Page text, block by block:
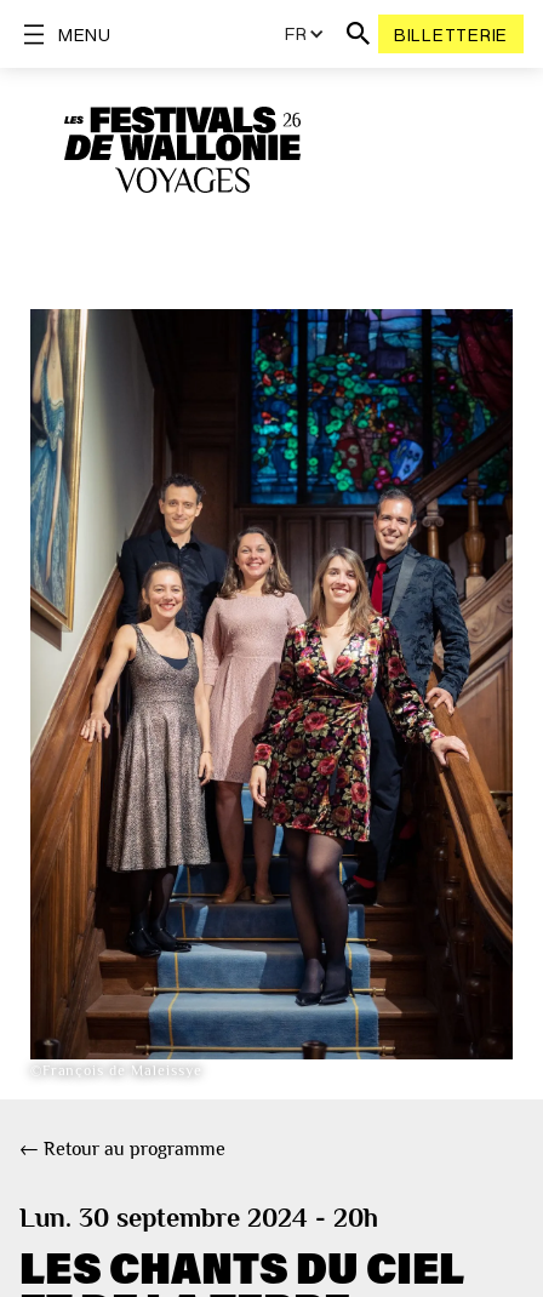
FR BILLETTERIE
MENU
©François de Maleissye
← Retour au programme
Lun. 30 septembre 2024 - 20h
LES CHANTS DU CIEL